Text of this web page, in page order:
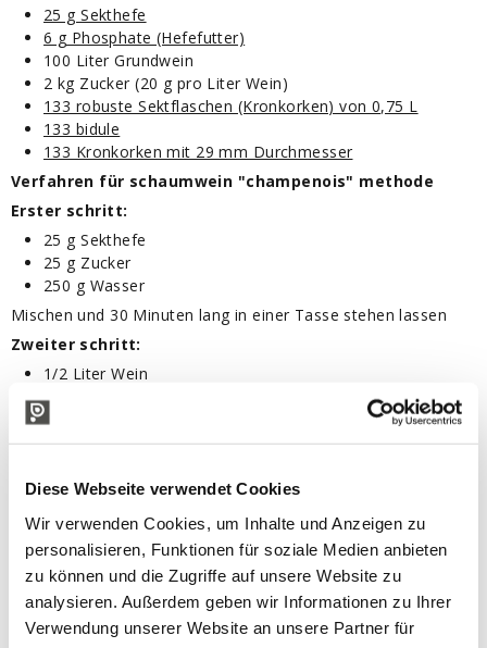
Diese Webseite verwendet Cookies
Wir verwenden Cookies, um Inhalte und Anzeigen zu
personalisieren, Funktionen für soziale Medien anbieten
zu können und die Zugriffe auf unsere Website zu
analysieren. Außerdem geben wir Informationen zu Ihrer
Verwendung unserer Website an unsere Partner für
25 g Sekthefe
6 g Phosphate (Hefefutter)
100 Liter Grundwein
2 kg Zucker (20 g pro Liter Wein)
133 robuste Sektflaschen (Kronkorken) von 0,75 L
133 bidule
133 Kronkorken mit 29 mm Durchmesser
Verfahren für schaumwein "champenois" methode
Erster schritt:
25 g Sekthefe
25 g Zucker
250 g Wasser
Mischen und 30 Minuten lang in einer Tasse stehen lassen
Zweiter schritt:
1/2 Liter Wein
Hefevorbereitung (siehe erste Stufe)
6 g Phosphate (Hefenahrung)
In einer Weinflasche mischen und 12 Stunden stehen lassen
Dritter schritt:
Sirup (Wein + Hefezubereitung + Phosphate, siehe zweite
Stufe)
100 Liter Wein
2 kg Zucker (20 g pro Liter Wein)
Zuerst den Zucker in 4-5 Litern Wein auflösen und dann mit